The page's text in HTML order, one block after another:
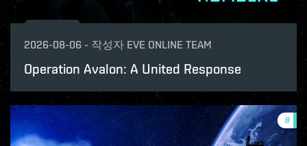
2026-08-06 - 작성자 EVE ONLINE TEAM
Operation Avalon: A United Response
#